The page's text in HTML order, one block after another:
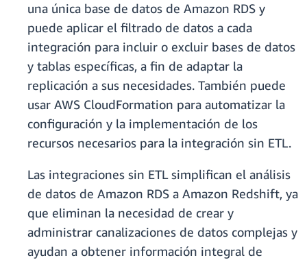
una única base de datos de Amazon RDS y
puede aplicar el filtrado de datos a cada
integración para incluir o excluir bases de datos
y tablas específicas, a fin de adaptar la
replicación a sus necesidades. También puede
usar AWS CloudFormation para automatizar la
configuración y la implementación de los
recursos necesarios para la integración sin ETL.
Las integraciones sin ETL simplifican el análisis
de datos de Amazon RDS a Amazon Redshift, ya
que eliminan la necesidad de crear y
administrar canalizaciones de datos complejas y
ayudan a obtener información integral de